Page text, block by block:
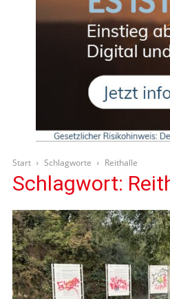
Start Schlagworte Reithalle
Schlagwort: